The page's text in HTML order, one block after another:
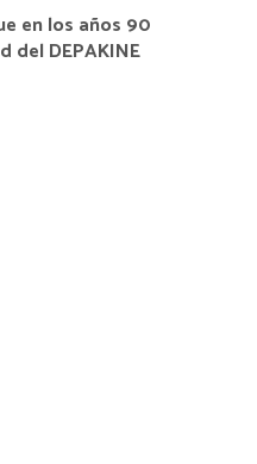
en los años 90
del DEPAKINE